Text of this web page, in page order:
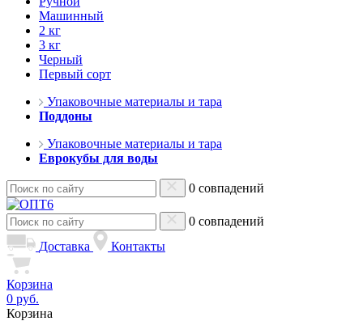
Машинный
2 кг
3 кг
Черный
Первый сорт
Упаковочные материалы и тара
Поддоны
Упаковочные материалы и тара
Еврокубы для воды
0 совпадений
0 совпадений
Доставка
Контакты
Корзина
0 руб.
Корзина